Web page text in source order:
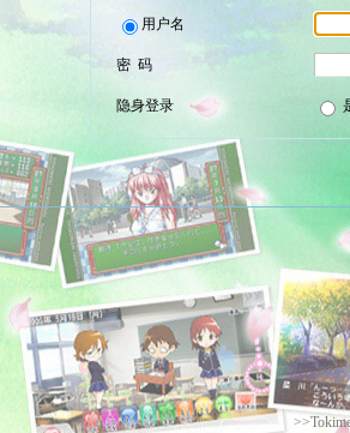
用户名
密 码
隐身登录